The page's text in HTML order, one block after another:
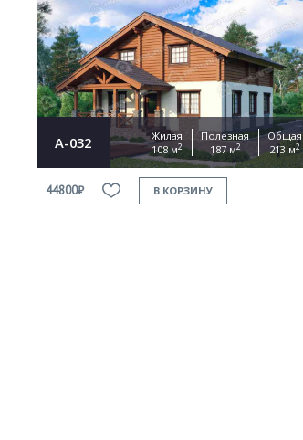
А-032
Жилая
108 м2
Полезная
187 м2
Общая
213 м2
44800₽ В КОРЗИНУ